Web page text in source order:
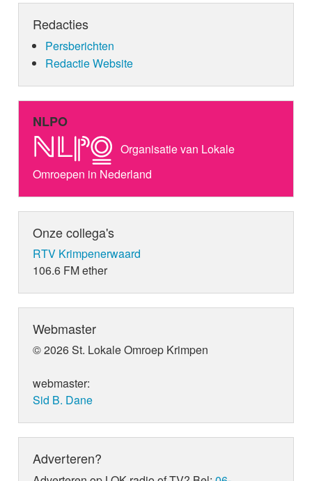
Redacties
Persberichten
Redactie Website
NLPO
Organisatie van Lokale
Omroepen in Nederland
Onze collega's
RTV Krimpenerwaard
106.6 FM ether
Webmaster
© 2026 St. Lokale Omroep Krimpen
webmaster:
Sid B. Dane
Adverteren?